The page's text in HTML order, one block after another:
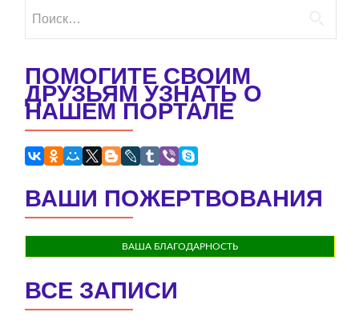
ПОМОГИТЕ СВОИМ
ДРУЗЬЯМ УЗНАТЬ О
НАШЕМ ПОРТАЛЕ
ВАШИ ПОЖЕРТВОВАНИЯ
ВАША БЛАГОДАРНОСТЬ
ВСЕ ЗАПИСИ